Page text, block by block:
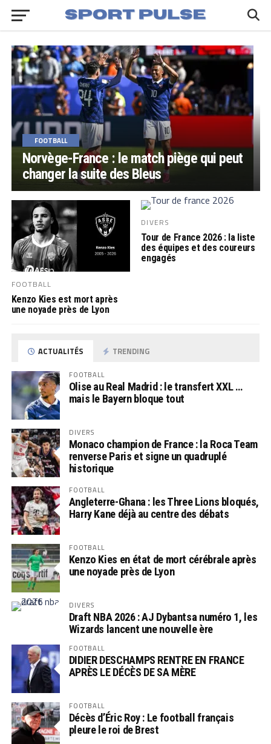
FOOTBALL
Norvège-France : le match piège qui peut
changer la suite des Bleus
FOOTBALL
Kenzo Kies est mort après
une noyade près de Lyon
DIVERS
Tour de France 2026 : la liste
des équipes et des coureurs
engagés
ACTUALITÉS TRENDING
FOOTBALL
Olise au Real Madrid : le transfert XXL …
mais le Bayern bloque tout
DIVERS
Monaco champion de France : la Roca Team
renverse Paris et signe un quadruplé
historique
FOOTBALL
Angleterre-Ghana : les Three Lions bloqués,
Harry Kane déjà au centre des débats
FOOTBALL
Kenzo Kies en état de mort cérébrale après
une noyade près de Lyon
DIVERS
Draft NBA 2026 : AJ Dybantsa numéro 1, les
Wizards lancent une nouvelle ère
FOOTBALL
DIDIER DESCHAMPS RENTRE EN FRANCE
APRÈS LE DÉCÈS DE SA MÈRE
FOOTBALL
Décès d’Éric Roy : Le football français
pleure le roi de Brest